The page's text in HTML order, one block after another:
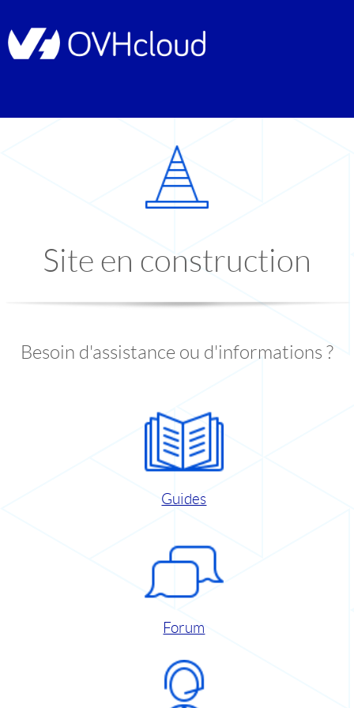
Site en construction
Besoin d'assistance ou d'informations ?
Guides
Forum